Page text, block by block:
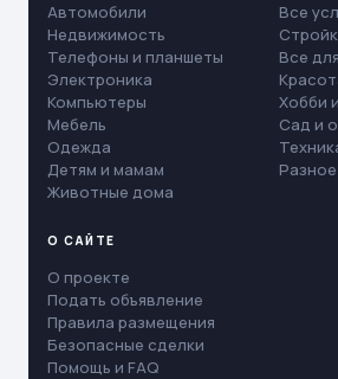
Автомобили
Недвижимость
Телефоны и планшеты
Электроника
Компьютеры
Мебель
Одежда
Детям и мамам
Животные дома
Все
Все
Хобби
Сад и
Разное
О САЙТЕ
О проекте
Подать объявление
Правила размещения
Безопасные сделки
Помощь и FAQ